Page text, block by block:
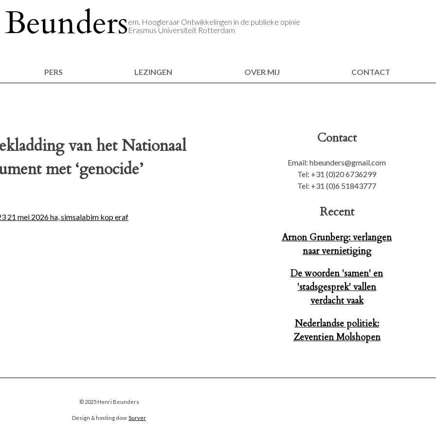
em. Hoogleraar Ontwikkelingen in de publieke opinie
Erasmus Universiteit Rotterdam
PERS LEZINGEN OVER MIJ CONTACT
van het Nationaal
met ‘genocide’
21 mei 2026 ha, simsalabim kop eraf
Contact
Email: hbeunders@gmail.com
Tel: +31 (0)20 6736299
Tel: +31 (0)6 51843777
Recent
Arnon Grunberg: verlangen
naar vernietiging
De woorden 'samen' en
'stadsgesprek' vallen
verdacht vaak
Nederlandse politiek:
Zeventien Molshopen
© 2025 Henri Beunders
Design & hosting doorSurver